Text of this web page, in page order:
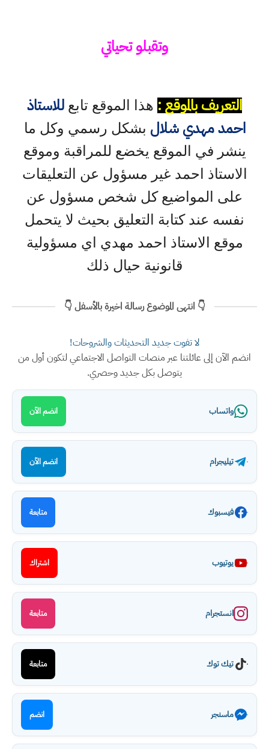
وتقبلو تحياتي
التعريف بالموقع : هذا الموقع تابع للاستاذ
احمد مهدي شلال بشكل رسمي وكل ما
ينشر في الموقع يخضع للمراقبة وموقع
الاستاذ احمد غير مسؤول عن التعليقات
على المواضيع كل شخص مسؤول عن
نفسه عند كتابة التعليق بحيث لا يتحمل
موقع الاستاذ احمد مهدي اي مسؤولية
قانونية حيال ذلك
👇 انتهى الموضوع رسالة اخيرة بالأسفل 👇
لا تفوت جديد التحديثات والشروحات!
انضم الآن إلى عائلتنا عبر منصات التواصل الاجتماعي لتكون أول من
يتوصل بكل جديد وحصري.
واتساب انضم الآن
تيليجرام انضم الآن
فيسبوك متابعة
يوتيوب اشتراك
انستجرام متابعة
تيك توك متابعة
ماسنجر انضم